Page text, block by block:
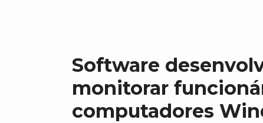
Software
monitorar
computadores